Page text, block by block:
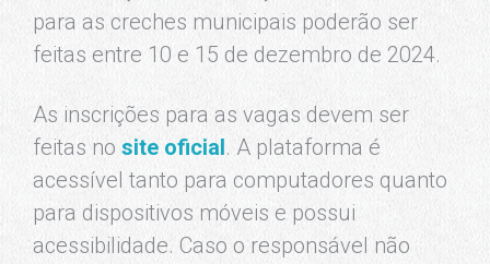
para as creches municipais poderão ser
feitas entre 10 e 15 de dezembro de 2024.
As inscrições para as vagas devem ser
feitas no site oficial. A plataforma é
acessível tanto para computadores quanto
para dispositivos móveis e possui
acessibilidade. Caso o responsável não